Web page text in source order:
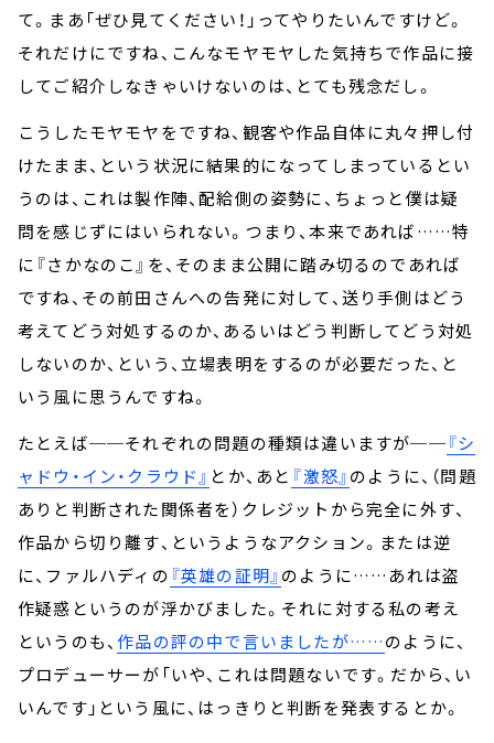
て。まあ「ぜひ見てください！」ってやりたいんですけど。
それだけにですね、こんなモヤモヤした気持ちで作品に接
してご紹介しなきゃいけないのは、とても残念だし。
こうしたモヤモヤをですね、観客や作品自体に丸々押し付
けたまま、という状況に結果的になってしまっているとい
うのは、これは製作陣、配給側の姿勢に、ちょっと僕は疑
問を感じずにはいられない。つまり、本来であれば……特
に『さかなのこ』を、そのまま公開に踏み切るのであれば
ですね、その前田さんへの告発に対して、送り手側はどう
考えてどう対処するのか、あるいはどう判断してどう対処
しないのか、という、立場表明をするのが必要だった、と
いう風に思うんですね。
たとえば──それぞれの問題の種類は違いますが──『シ
ャドウ・イン・クラウド』 とか、あと 『激怒』 のように、（問題
ありと判断された関係者を）クレジットから完全に外す、
作品から切り離す、というようなアクション。または逆
に、ファルハディの 『英雄の証明』 のように……あれは盗
作疑惑というのが浮かびました。それに対する私の考え
というのも、 作品の評の中で言いましたが……のように、
プロデューサーが「いや、これは問題ないです。だから、い
いんです」という風に、はっきりと判断を発表するとか。